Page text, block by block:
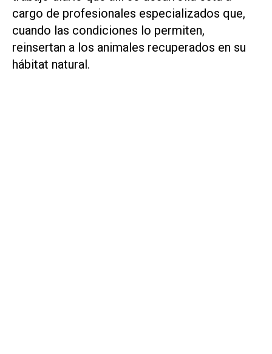
cargo de profesionales especializados que,
cuando las condiciones lo permiten,
reinsertan a los animales recuperados en su
hábitat natural.